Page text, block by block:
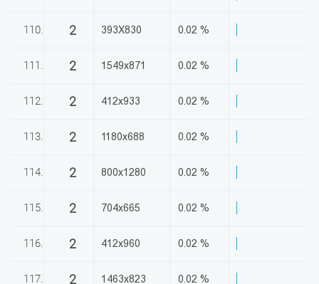
110. 2 393X830 0.02 %
111. 2 1549x871 0.02 %
112. 2 412x933 0.02 %
113. 2 1180x688 0.02 %
114. 2 800x1280 0.02 %
115. 2 704x665 0.02 %
116. 2 412x960 0.02 %
117. 2 1463x823 0.02 %